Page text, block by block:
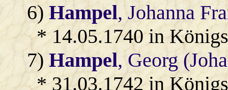
6)Hampel, Johanna
* 14.05.1740 in
7)Hampel, Georg
* 31.03.1742 in